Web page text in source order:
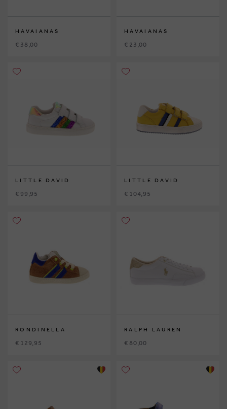
HAVAIANAS
€ 38,00
HAVAIANAS
€ 23,00
LITTLE DAVID
€ 99,95
LITTLE DAVID
€ 104,95
RONDINELLA
€ 129,95
RALPH LAUREN
€ 80,00